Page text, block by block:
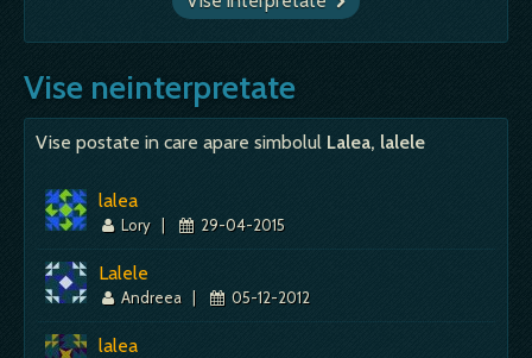
Vise neinterpretate
Vise postate in care apare simbolul Lalea, lalele
lalea
Lory | 29-04-2015
Lalele
Andreea | 05-12-2012
lalea